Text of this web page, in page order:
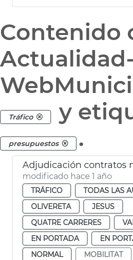
Contenido
Actualidad-
Tráfico y
presupuestos .
modificado hace 1 año
TRÁFICO
TODAS LAS
OLIVERETA
JESUS
QUATRE CARRERES
EN PORTADA
EN
NORMAL
MOBILITAT